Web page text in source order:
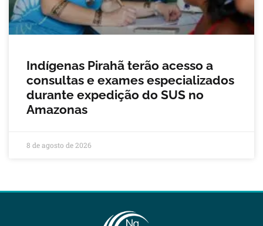
Indígenas Pirahã terão acesso a
consultas e exames especializados
durante expedição do SUS no
Amazonas
8 de agosto de 2026